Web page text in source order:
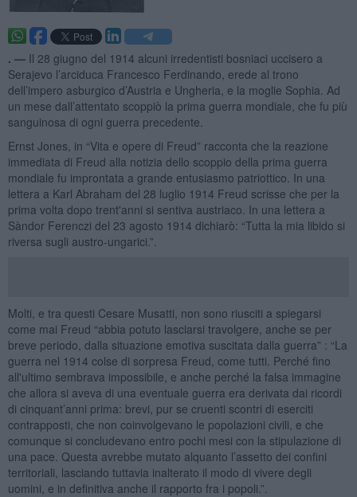
. — Il 28 giugno del 1914 alcuni irredentisti bosniaci uccisero a
Serajevo l’arciduca Francesco Ferdinando, erede al trono
dell’impero asburgico d’Austria e Ungheria, e la moglie Sophia. Ad
un mese dall’attentato scoppiò la prima guerra mondiale, che fu più
sanguinosa di ogni guerra precedente.
Ernst Jones, in “Vita e opere di Freud” racconta che la reazione
immediata di Freud alla notizia dello scoppio della prima guerra
mondiale fu improntata a grande entusiasmo patriottico. In una
lettera a Karl Abraham del 28 luglio 1914 Freud scrisse che per la
prima volta dopo trent'anni si sentiva austriaco. In una lettera a
Sàndor Ferenczi del 23 agosto 1914 dichiarò: “Tutta la mia libido si
riversa sugli austro-ungarici.”.
Molti, e tra questi Cesare Musatti, non sono riusciti a spiegarsi
come mai Freud “abbia potuto lasciarsi travolgere, anche se per
breve periodo, dalla situazione emotiva suscitata dalla guerra” : “La
guerra nel 1914 colse di sorpresa Freud, come tutti. Perché fino
all'ultimo sembrava impossibile, e anche perché la falsa immagine
che allora si aveva di una eventuale guerra era derivata dai ricordi
di cinquant’anni prima: brevi, pur se cruenti scontri di eserciti
contrapposti, che non coinvolgevano le popolazioni civili, e che
comunque si concludevano entro pochi mesi con la stipulazione di
una pace. Questa avrebbe mutato alquanto l’assetto dei confini
territoriali, lasciando tuttavia inalterato il modo di vivere degli
uomini, e in definitiva anche il rapporto fra i popoli.”.